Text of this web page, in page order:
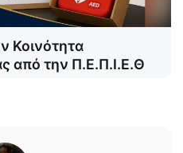
Κοινότητα
από την Π.Ε.Π.Ι.Ε.Θ